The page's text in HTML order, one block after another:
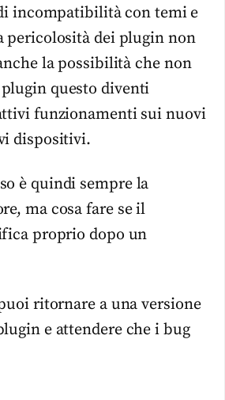
incompatibilità con temi e
pericolosità dei plugin non
la possibilità che non
questo diventi
funzionamenti sui nuovi
dispositivi.
è quindi sempre la
ma cosa fare se il
proprio dopo un
ritornare a una versione
e attendere che i bug